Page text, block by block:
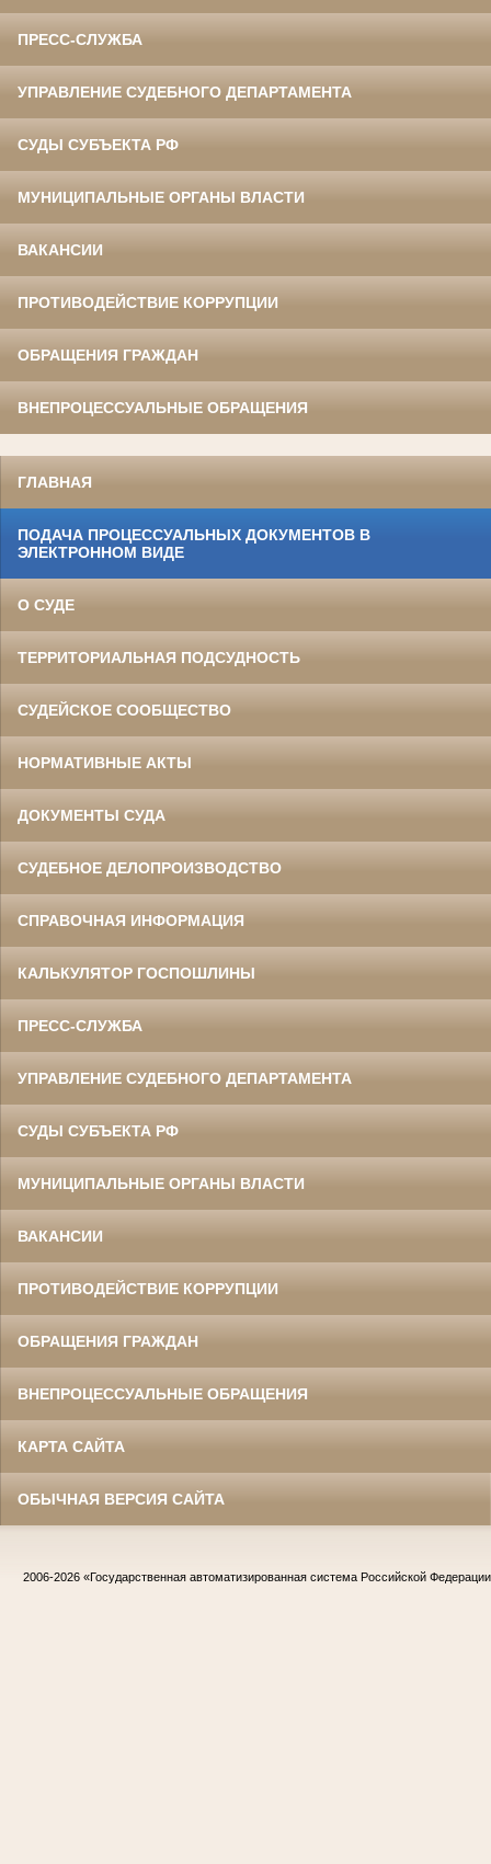
ПРЕСС-СЛУЖБА
УПРАВЛЕНИЕ СУДЕБНОГО ДЕПАРТАМЕНТА
СУДЫ СУБЪЕКТА РФ
МУНИЦИПАЛЬНЫЕ ОРГАНЫ ВЛАСТИ
ВАКАНСИИ
ПРОТИВОДЕЙСТВИЕ КОРРУПЦИИ
ОБРАЩЕНИЯ ГРАЖДАН
ВНЕПРОЦЕССУАЛЬНЫЕ ОБРАЩЕНИЯ
ГЛАВНАЯ
ПОДАЧА ПРОЦЕССУАЛЬНЫХ ДОКУМЕНТОВ В
ЭЛЕКТРОННОМ ВИДЕ
О СУДЕ
ТЕРРИТОРИАЛЬНАЯ ПОДСУДНОСТЬ
СУДЕЙСКОЕ СООБЩЕСТВО
НОРМАТИВНЫЕ АКТЫ
ДОКУМЕНТЫ СУДА
СУДЕБНОЕ ДЕЛОПРОИЗВОДСТВО
СПРАВОЧНАЯ ИНФОРМАЦИЯ
КАЛЬКУЛЯТОР ГОСПОШЛИНЫ
ПРЕСС-СЛУЖБА
УПРАВЛЕНИЕ СУДЕБНОГО ДЕПАРТАМЕНТА
СУДЫ СУБЪЕКТА РФ
МУНИЦИПАЛЬНЫЕ ОРГАНЫ ВЛАСТИ
ВАКАНСИИ
ПРОТИВОДЕЙСТВИЕ КОРРУПЦИИ
ОБРАЩЕНИЯ ГРАЖДАН
ВНЕПРОЦЕССУАЛЬНЫЕ ОБРАЩЕНИЯ
КАРТА САЙТА
ОБЫЧНАЯ ВЕРСИЯ САЙТА
2006-2026 «Государственная автоматизированная система Российской